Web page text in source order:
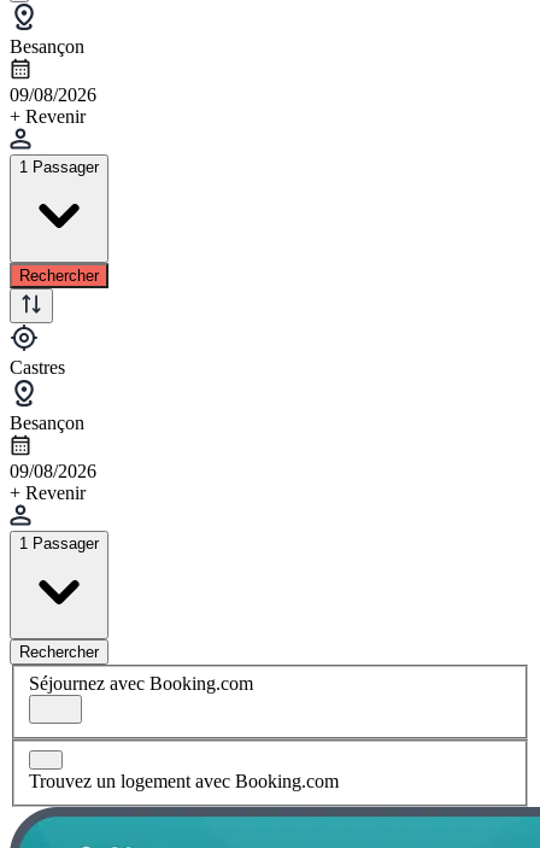
Besançon
09/08/2026
+ Revenir
1 Passager
Rechercher
Castres
Besançon
09/08/2026
+ Revenir
1 Passager
Rechercher
Séjournez avec Booking.com
Trouvez un logement avec Booking.com